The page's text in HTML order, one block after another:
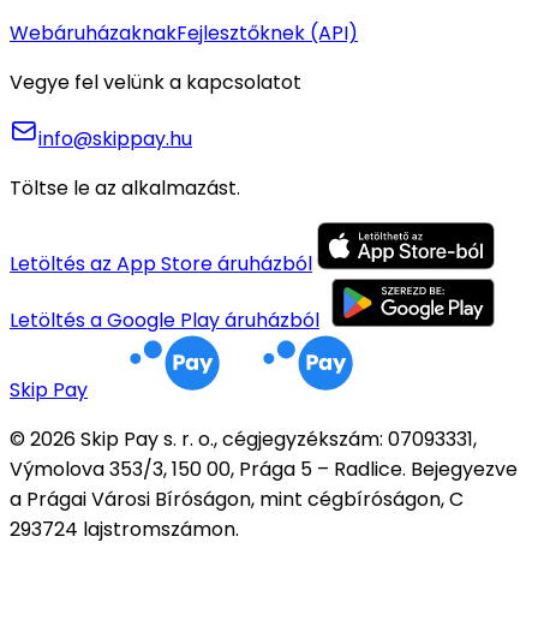
WebáruházaknakFejlesztőknek (API)
Vegye fel velünk a kapcsolatot
info@skippay.hu
Töltse le az alkalmazást.
Letöltés az App Store áruházból
Letöltés a Google Play áruházból
Skip Pay
© 2026 Skip Pay s. r. o., cégjegyzékszám: 07093331,
Výmolova 353/3, 150 00, Prága 5 – Radlice. Bejegyezve
a Prágai Városi Bíróságon, mint cégbíróságon, C
293724 lajstromszámon.